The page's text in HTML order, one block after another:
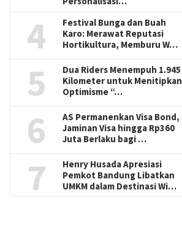
4
Festival Bunga dan Buah
Karo: Merawat Reputasi
Hortikultura, Memburu W…
5
Dua Riders Menempuh 1.945
Kilometer untuk Menitipkan
Optimisme “…
6
AS Permanenkan Visa Bond,
Jaminan Visa hingga Rp360
Juta Berlaku bagi …
7
Henry Husada Apresiasi
Pemkot Bandung Libatkan
UMKM dalam Destinasi Wi…